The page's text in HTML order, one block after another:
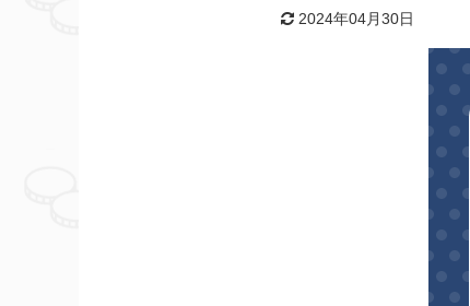
2024年04月30日